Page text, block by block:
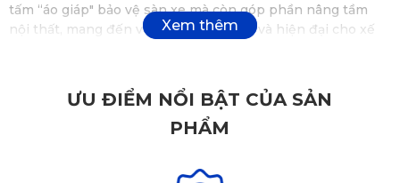
tấm “áo giáp" bảo vệ sàn xe mà còn góp phần nâng tầm
nội thất, mang đến vẻ đẹp sang trọng và hiện đại cho xế
gam màu hài hoà, thảm KATA tạo điểm nhấn ấn tượng cho
không gian nội thất xe. Sản phẩm này hứa hẹn là phụ kiện
mà bạn nên đầu tư để nâng tầm đẳng cấp cho xế yêu.
ƯU ĐIỂM NỔI BẬT CỦA SẢN
PHẨM